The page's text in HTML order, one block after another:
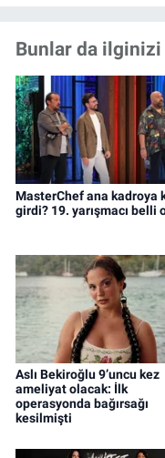
Bunlar da
MasterChef ana kadroya
girdi? 19. yarışmacı belli
Aslı Bekiroğlu 9’uncu kez
ameliyat olacak: İlk
operasyonda bağırsağı
kesilmişti